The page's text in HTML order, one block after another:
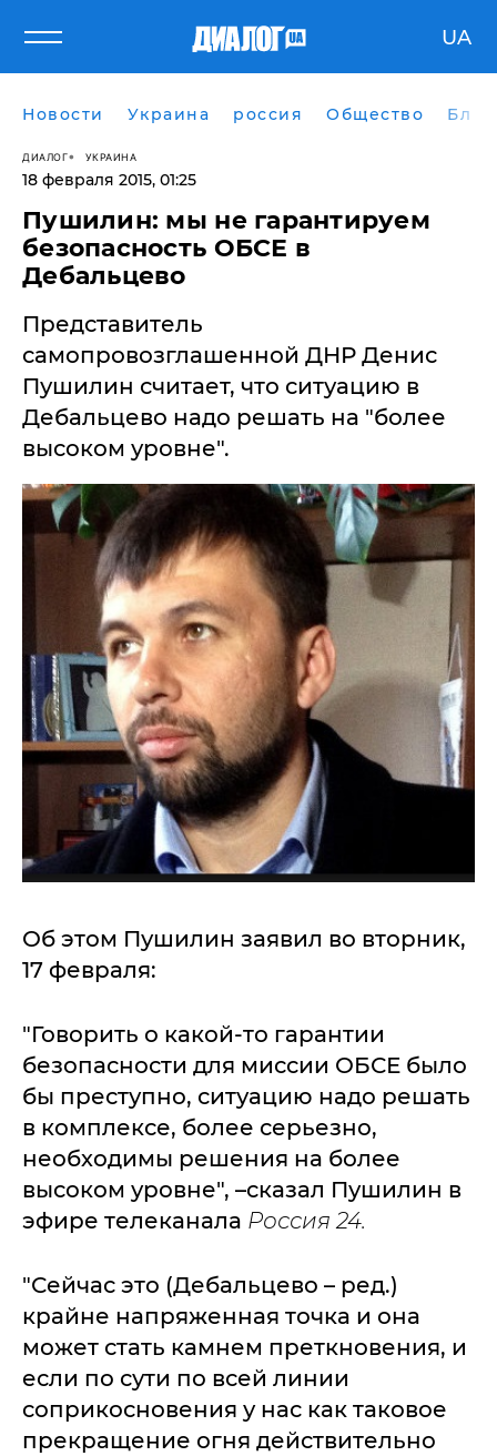
UA
Новости Украина россия Общество
ДИАЛОГ УКРАИНА
18 февраля 2015, 01:25
Пушилин: мы не гарантируем
безопасность ОБСЕ в
Дебальцево
Представитель
самопровозглашенной ДНР Денис
Пушилин считает, что ситуацию в
Дебальцево надо решать на "более
высоком уровне".
Об этом Пушилин заявил во вторник,
17 февраля:
"Говорить о какой-то гарантии
безопасности для миссии ОБСЕ было
бы преступно, ситуацию надо решать
в комплексе, более серьезно,
необходимы решения на более
высоком уровне", –сказал Пушилин в
эфире телеканала Россия 24.
"Сейчас это (Дебальцево – ред.)
крайне напряженная точка и она
может стать камнем преткновения, и
если по сути по всей линии
соприкосновения у нас как таковое
прекращение огня действительно